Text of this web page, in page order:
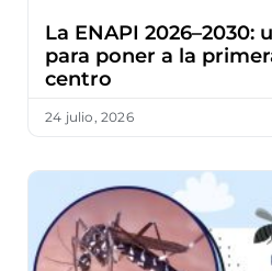
La ENAPI 2026–2030:
para poner a la
centro
24 julio, 2026